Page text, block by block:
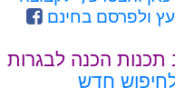
ולפרסם בחינם
הכנה לבגרות
חדש